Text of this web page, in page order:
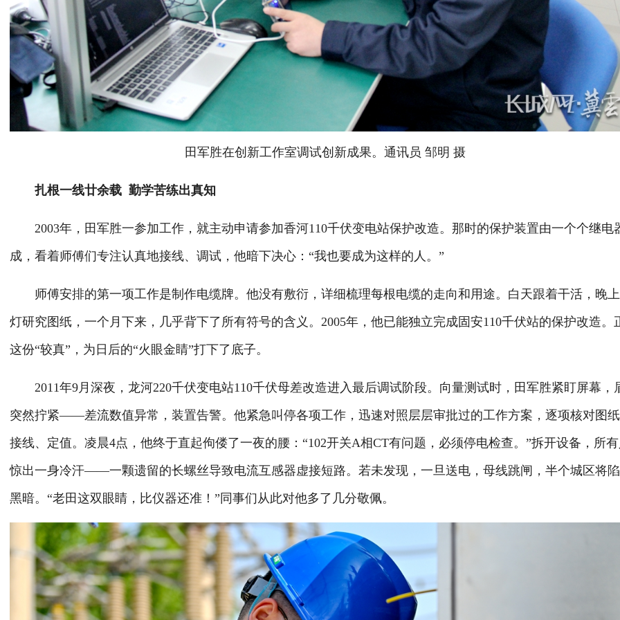
田军胜在创新工作室调试创新成果。通讯员 邹明 摄
扎根一线廿余载 勤学苦练出真知
2003年，田军胜一参加工作，就主动申请参加香河110千伏变电站保护改造。那时的保护装置由一个个继电
成，看着师傅们专注认真地接线、调试，他暗下决心：“我也要成为这样的人。”
师傅安排的第一项工作是制作电缆牌。他没有敷衍，详细梳理每根电缆的走向和用途。白天跟着干活，晚
灯研究图纸，一个月下来，几乎背下了所有符号的含义。2005年，他已能独立完成固安110千伏站的保护改造。
这份“较真”，为日后的“火眼金睛”打下了底子。
2011年9月深夜，龙河220千伏变电站110千伏母差改造进入最后调试阶段。向量测试时，田军胜紧盯屏幕，
突然拧紧——差流数值异常，装置告警。他紧急叫停各项工作，迅速对照层层审批过的工作方案，逐项核对图
接线、定值。凌晨4点，他终于直起佝偻了一夜的腰：“102开关A相CT有问题，必须停电检查。”拆开设备，所
惊出一身冷汗——一颗遗留的长螺丝导致电流互感器虚接短路。若未发现，一旦送电，母线跳闸，半个城区将
黑暗。“老田这双眼睛，比仪器还准！”同事们从此对他多了几分敬佩。